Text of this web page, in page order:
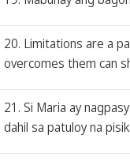
20. Limitations are a
overcomes them can
21. Si Maria ay
dahil sa patuloy na